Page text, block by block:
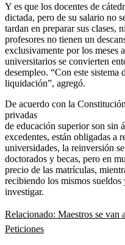
Y es que los docentes de
dictada, pero de su salario no
tardan en preparar sus clases,
profesores no tienen un
exclusivamente por los meses
universitarios se convierten
desempleo. “Con este
liquidación”, agregó.
De acuerdo con la
privadas
de educación superior son sin
excedentes, están obligadas a
universidades, la reinversión
doctorados y becas, pero en
precio de las matrículas,
recibiendo los mismos sueldos
investigar.
Relacionado: Maestros se
Peticiones